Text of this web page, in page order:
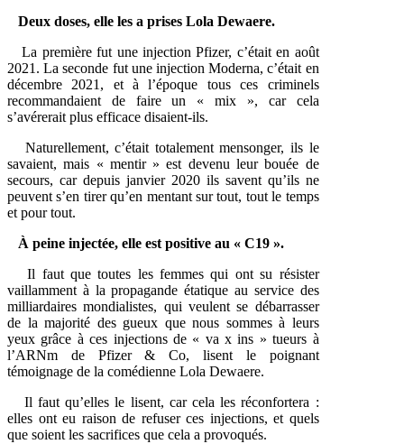
Deux doses, elle les a prises Lola Dewaere.
La première fut une injection Pfizer, c’était en août
2021. La seconde fut une injection Moderna, c’était en
décembre 2021, et à l’époque tous ces criminels
recommandaient de faire un « mix », car cela
s’avérerait plus efficace disaient-ils.
Naturellement, c’était totalement mensonger, ils le
savaient, mais « mentir » est devenu leur bouée de
secours, car depuis janvier 2020 ils savent qu’ils ne
peuvent s’en tirer qu’en mentant sur tout, tout le temps
et pour tout.
À peine injectée, elle est positive au « C19 ».
Il faut que toutes les femmes qui ont su résister
vaillamment à la propagande étatique au service des
milliardaires mondialistes, qui veulent se débarrasser
de la majorité des gueux que nous sommes à leurs
yeux grâce à ces injections de « va x ins » tueurs à
l’ARNm de Pfizer & Co, lisent le poignant
témoignage de la comédienne Lola Dewaere.
Il faut qu’elles le lisent, car cela les réconfortera :
elles ont eu raison de refuser ces injections, et quels
que soient les sacrifices que cela a provoqués.